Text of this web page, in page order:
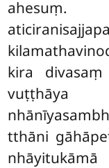
kira
vuṭṭhāya
tthāni